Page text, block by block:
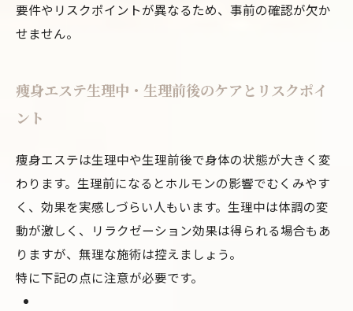
要件やリスクポイントが異なるため、事前の確認が欠か
せません。
痩身エステ生理中・生理前後のケアとリスクポイ
ント
痩身エステは生理中や生理前後で身体の状態が大きく変
わります。生理前になるとホルモンの影響でむくみやす
く、効果を実感しづらい人もいます。生理中は体調の変
動が激しく、リラクゼーション効果は得られる場合もあ
りますが、無理な施術は控えましょう。
特に下記の点に注意が必要です。